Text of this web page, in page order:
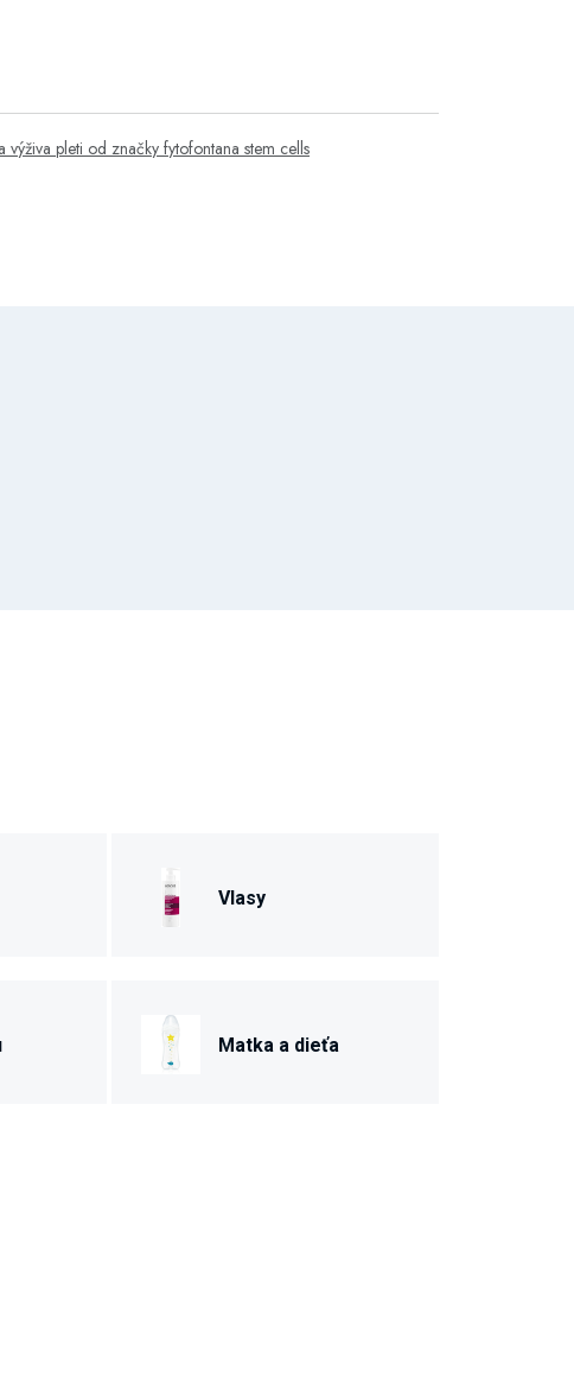
výživa pleti od značky fytofontana stem cells
Vlasy
Matka a dieťa